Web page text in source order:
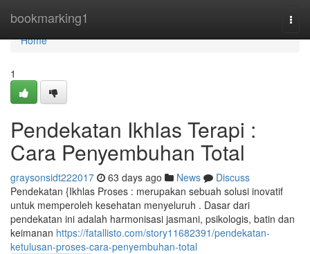
bookmarking1
Home
Home
1
Pendekatan Ikhlas Terapi :
Cara Penyembuhan Total
graysonsidt222017 63 days ago News
Discuss
Pendekatan {Ikhlas Proses : merupakan sebuah solusi inovatif
untuk memperoleh kesehatan menyeluruh . Dasar dari
pendekatan ini adalah harmonisasi jasmani, psikologis, batin dan
keimanan https://fatallisto.com/story11682391/pendekatan-
ketulusan-proses-cara-penyembuhan-total